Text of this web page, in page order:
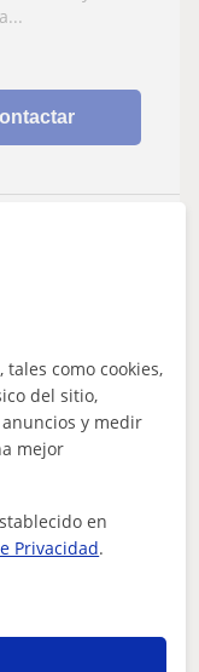
con 5 años
ayudando a
biología o
como cookies,
del sitio,
y medir
mejor
en
Privacidad.